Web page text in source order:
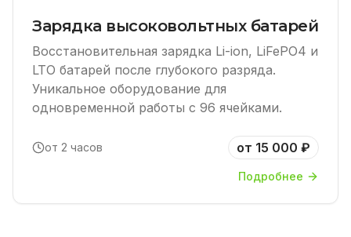
Зарядка высоковольтных батарей
Восстановительная зарядка Li-ion, LiFePO4 и
LTO батарей после глубокого разряда.
Уникальное оборудование для
одновременной работы с 96 ячейками.
от 2 часов от 15 000 ₽
Подробнее